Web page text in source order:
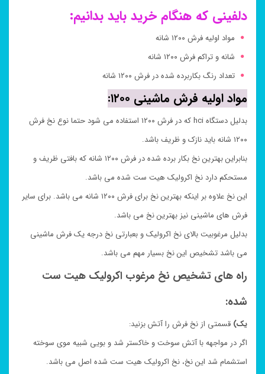
دلفینی که هنگام خرید باید بدانیم:
مواد اولیه فرش ۱۲۰۰ شانه
شانه و تراکم فرش ۱۲۰۰ شانه
تعداد رنگ بکاربرده شده در فرش ۱۲۰۰ شانه
مواد اولیه فرش ماشینی ۱۲۰۰:
بدلیل دستگاه hci که در فرش ۱۲۰۰ استفاده می شود حتما نوع نخ فرش
۱۲۰۰ شانه باید نازک و ظریف باشد.
بنابراین بهترین نخ بکار برده شده در فرش ۱۲۰۰ شانه که بافتی ظریف و
مستحکم دارد نخ اکرولیک هیت ست شده می باشد.
این نخ علاوه بر اینکه بهترین نخ برای فرش ۱۲۰۰ شانه می باشد. برای سایر
فرش های ماشینی نیز بهترین نخ می باشد.
بدلیل مرغوبیت بالای نخ اکرولیک و بعبارتی نخ درجه یک فرش ماشینی
می باشد تشخیص این نخ بسیار مهم می باشد.
راه های تشخیص نخ مرغوب اکرولیک هیت ست
شده:
یک) قسمتی از نخ فرش را آتش بزنید:
اگر در مواجهه با آتش سوخت و خاکستر شد و بویی شبیه موی سوخته
استشمام شد این نخ، نخ اکرولیک هیت ست شده اصل می باشد.